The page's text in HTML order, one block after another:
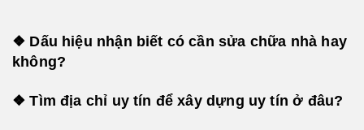
❖ Dấu hiệu nhận biết có cần sửa chữa nhà hay
không?
❖ Tìm địa chỉ uy tín để xây dựng uy tín ở đâu?